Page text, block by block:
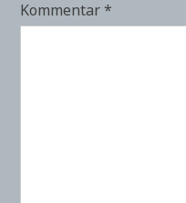
Kommentar*